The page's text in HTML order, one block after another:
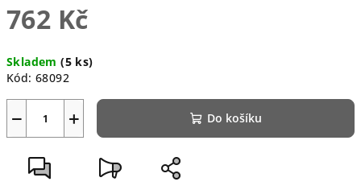
762 Kč
cena:
Skladem(5 ks)
Kód: 68092
+
− Do košíku